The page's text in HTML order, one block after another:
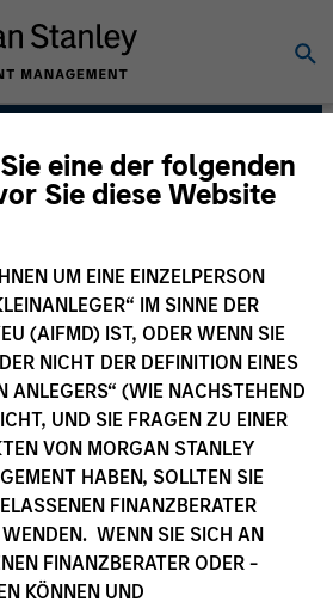
eine der folgenden
Sie diese Website
UM EINE EINZELPERSON
IM SINNE DER
(AIFMD) IST, ODER WENN SIE
NICHT DER DEFINITION EINES
ANLEGERS“ (WIE NACHSTEHEND
UND SIE FRAGEN ZU EINER
VON MORGAN STANLEY
HABEN, SOLLTEN SIE
FINANZBERATER
WENN SIE SICH AN
FINANZBERATER ODER -
KÖNNEN UND
Value makes opportunistic
and likely illiquid investments